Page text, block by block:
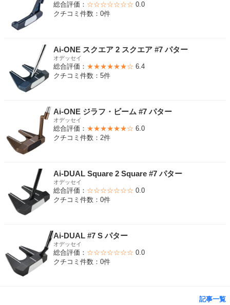
総合評価： ☆☆☆☆☆☆☆ 0.0
クチコミ件数：0件
Ai-ONE スクエア 2 スクエア #7 パター
オデッセイ
総合評価： ★★★★★★☆ 6.4
クチコミ件数：5件
Ai-ONE ジラフ・ビーム #7 パター
オデッセイ
総合評価： ★★★★★★☆ 6.0
クチコミ件数：2件
Ai-DUAL Square 2 Square #7 パター
オデッセイ
総合評価： ☆☆☆☆☆☆☆ 0.0
クチコミ件数：0件
Ai-DUAL #7 S パター
オデッセイ
総合評価： ☆☆☆☆☆☆☆ 0.0
クチコミ件数：0件
記事一覧